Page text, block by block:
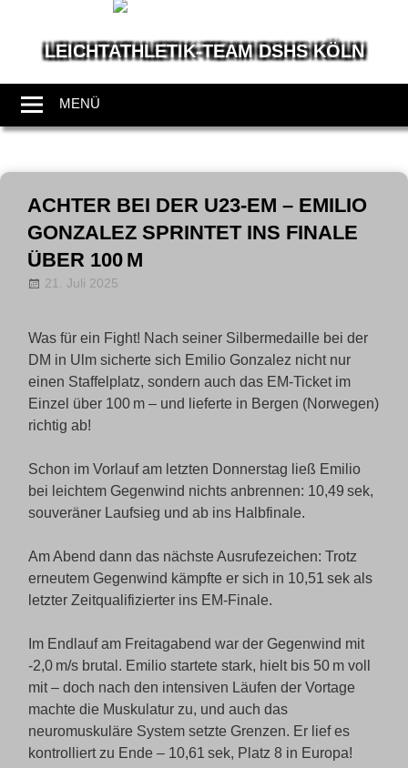
LEICHTATHLETIK-TEAM DSHS KÖLN
leben
Leichtathletik
MENÜ
Zum
InhaltACHTER BEI DER U23-EM – EMILIO
GONZALEZ SPRINTET INS FINALE
ÜBER 100 M
21. Juli 2025
Was für ein Fight! Nach seiner Silbermedaille bei der
DM in Ulm sicherte sich Emilio Gonzalez nicht nur
einen Staffelplatz, sondern auch das EM-Ticket im
Einzel über 100 m – und lieferte in Bergen (Norwegen)
richtig ab!
Schon im Vorlauf am letzten Donnerstag ließ Emilio
bei leichtem Gegenwind nichts anbrennen: 10,49 sek,
souveräner Laufsieg und ab ins Halbfinale.
Am Abend dann das nächste Ausrufezeichen: Trotz
erneutem Gegenwind kämpfte er sich in 10,51 sek als
letzter Zeitqualifizierter ins EM-Finale.
Im Endlauf am Freitagabend war der Gegenwind mit
-2,0 m/s brutal. Emilio startete stark, hielt bis 50 m voll
mit – doch nach den intensiven Läufen der Vortage
machte die Muskulatur zu, und auch das
neuromuskuläre System setzte Grenzen. Er lief es
kontrolliert zu Ende – 10,61 sek, Platz 8 in Europa!